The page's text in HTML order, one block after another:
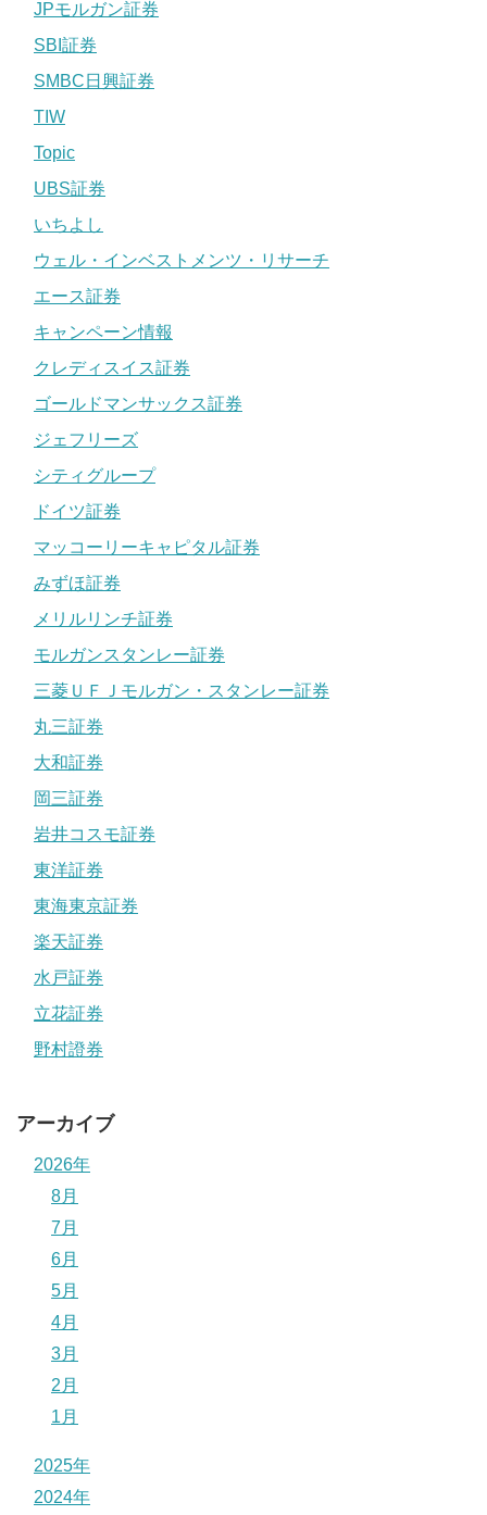
JPモルガン証券
SBI証券
SMBC日興証券
TIW
Topic
UBS証券
いちよし
ウェル・インベストメンツ・リサーチ
エース証券
キャンペーン情報
クレディスイス証券
ゴールドマンサックス証券
ジェフリーズ
シティグループ
ドイツ証券
マッコーリーキャピタル証券
みずほ証券
メリルリンチ証券
モルガンスタンレー証券
三菱ＵＦＪモルガン・スタンレー証券
丸三証券
大和証券
岡三証券
岩井コスモ証券
東洋証券
東海東京証券
楽天証券
水戸証券
立花証券
野村證券
アーカイブ
2026年
8月
7月
6月
5月
4月
3月
2月
1月
2025年
2024年